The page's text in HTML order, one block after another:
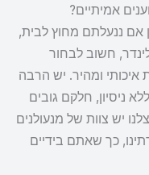
אמיתיים?
אם ננעלתם מחוץ לבית,
חשוב לבחור
איכותי ומהיר. יש הרבה
ניסיון, חלקם גובים
יש צוות של מנעולנים
כך שאתם בידיים